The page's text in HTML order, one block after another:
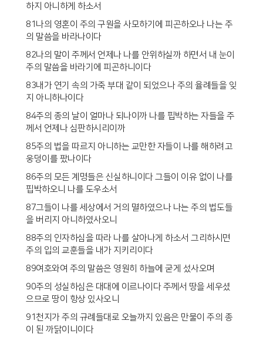
하지 아니하게 하소서
81나의 영혼이 주의 구원을 사모하기에 피곤하오나 나는 주
의 말씀을 바라나이다
82나의 말이 주께서 언제나 나를 안위하실까 하면서 내 눈이
주의 말씀을 바라기에 피곤하니이다
83내가 연기 속의 가죽 부대 같이 되었으나 주의 율례들을 잊
지 아니하나이다
84주의 종의 날이 얼마나 되나이까 나를 핍박하는 자들을 주
께서 언제나 심판하시리이까
85주의 법을 따르지 아니하는 교만한 자들이 나를 해하려고
웅덩이를 팠나이다
86주의 모든 계명들은 신실하니이다 그들이 이유 없이 나를
핍박하오니 나를 도우소서
87그들이 나를 세상에서 거의 멸하였으나 나는 주의 법도들
을 버리지 아니하였사오니
88주의 인자하심을 따라 나를 살아나게 하소서 그리하시면
주의 입의 교훈들을 내가 지키리이다
89여호와여 주의 말씀은 영원히 하늘에 굳게 섰사오며
90주의 성실하심은 대대에 이르나이다 주께서 땅을 세우셨
으므로 땅이 항상 있사오니
91천지가 주의 규례들대로 오늘까지 있음은 만물이 주의 종
이 된 까닭이니이다